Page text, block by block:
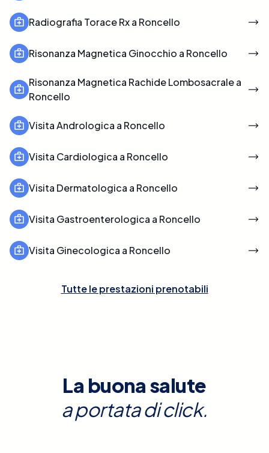
Radiografia Torace Rx a Roncello
Risonanza Magnetica Ginocchio a Roncello
Risonanza Magnetica Rachide Lombosacrale a
Roncello
Visita Andrologica a Roncello
Visita Cardiologica a Roncello
Visita Dermatologica a Roncello
Visita Gastroenterologica a Roncello
Visita Ginecologica a Roncello
Tutte le prestazioni prenotabili
La buona salute
a portata di click.